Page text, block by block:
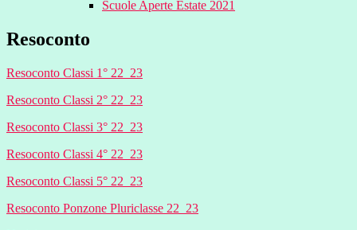
Scuole Aperte Estate 2021
Resoconto
Resoconto Classi 1° 22_23
Resoconto Classi 2° 22_23
Resoconto Classi 3° 22_23
Resoconto Classi 4° 22_23
Resoconto Classi 5° 22_23
Resoconto Ponzone Pluriclasse 22_23